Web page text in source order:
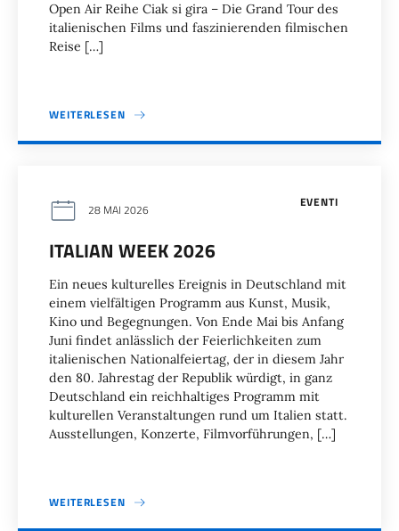
Open Air Reihe Ciak si gira – Die Grand Tour des
italienischen Films und faszinierenden filmischen
Reise […]
WEITERLESEN
EVENTI
28 MAI 2026
ITALIAN WEEK 2026
Ein neues kulturelles Ereignis in Deutschland mit
einem vielfältigen Programm aus Kunst, Musik,
Kino und Begegnungen. Von Ende Mai bis Anfang
Juni findet anlässlich der Feierlichkeiten zum
italienischen Nationalfeiertag, der in diesem Jahr
den 80. Jahrestag der Republik würdigt, in ganz
Deutschland ein reichhaltiges Programm mit
kulturellen Veranstaltungen rund um Italien statt.
Ausstellungen, Konzerte, Filmvorführungen, […]
WEITERLESEN